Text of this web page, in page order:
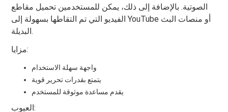
الصوتية. بالإضافة إلى ذلك، يمكن للمستخدمين تحميل مقاطع
الفيديو التي تم التقاطها بسهولة إلى YouTube أو منصات البث
البديلة.
مزايا:
واجهة سهلة الاستخدام
يتمتع بقدرات تحرير قوية
يقدم مساعدة موثوقة للمستخدم
العيوب: